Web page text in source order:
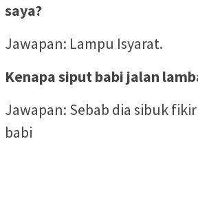
saya?
Jawapan: Lampu Isyarat.
Kenapa siput babi jalan
Jawapan: Sebab dia sibuk
babi